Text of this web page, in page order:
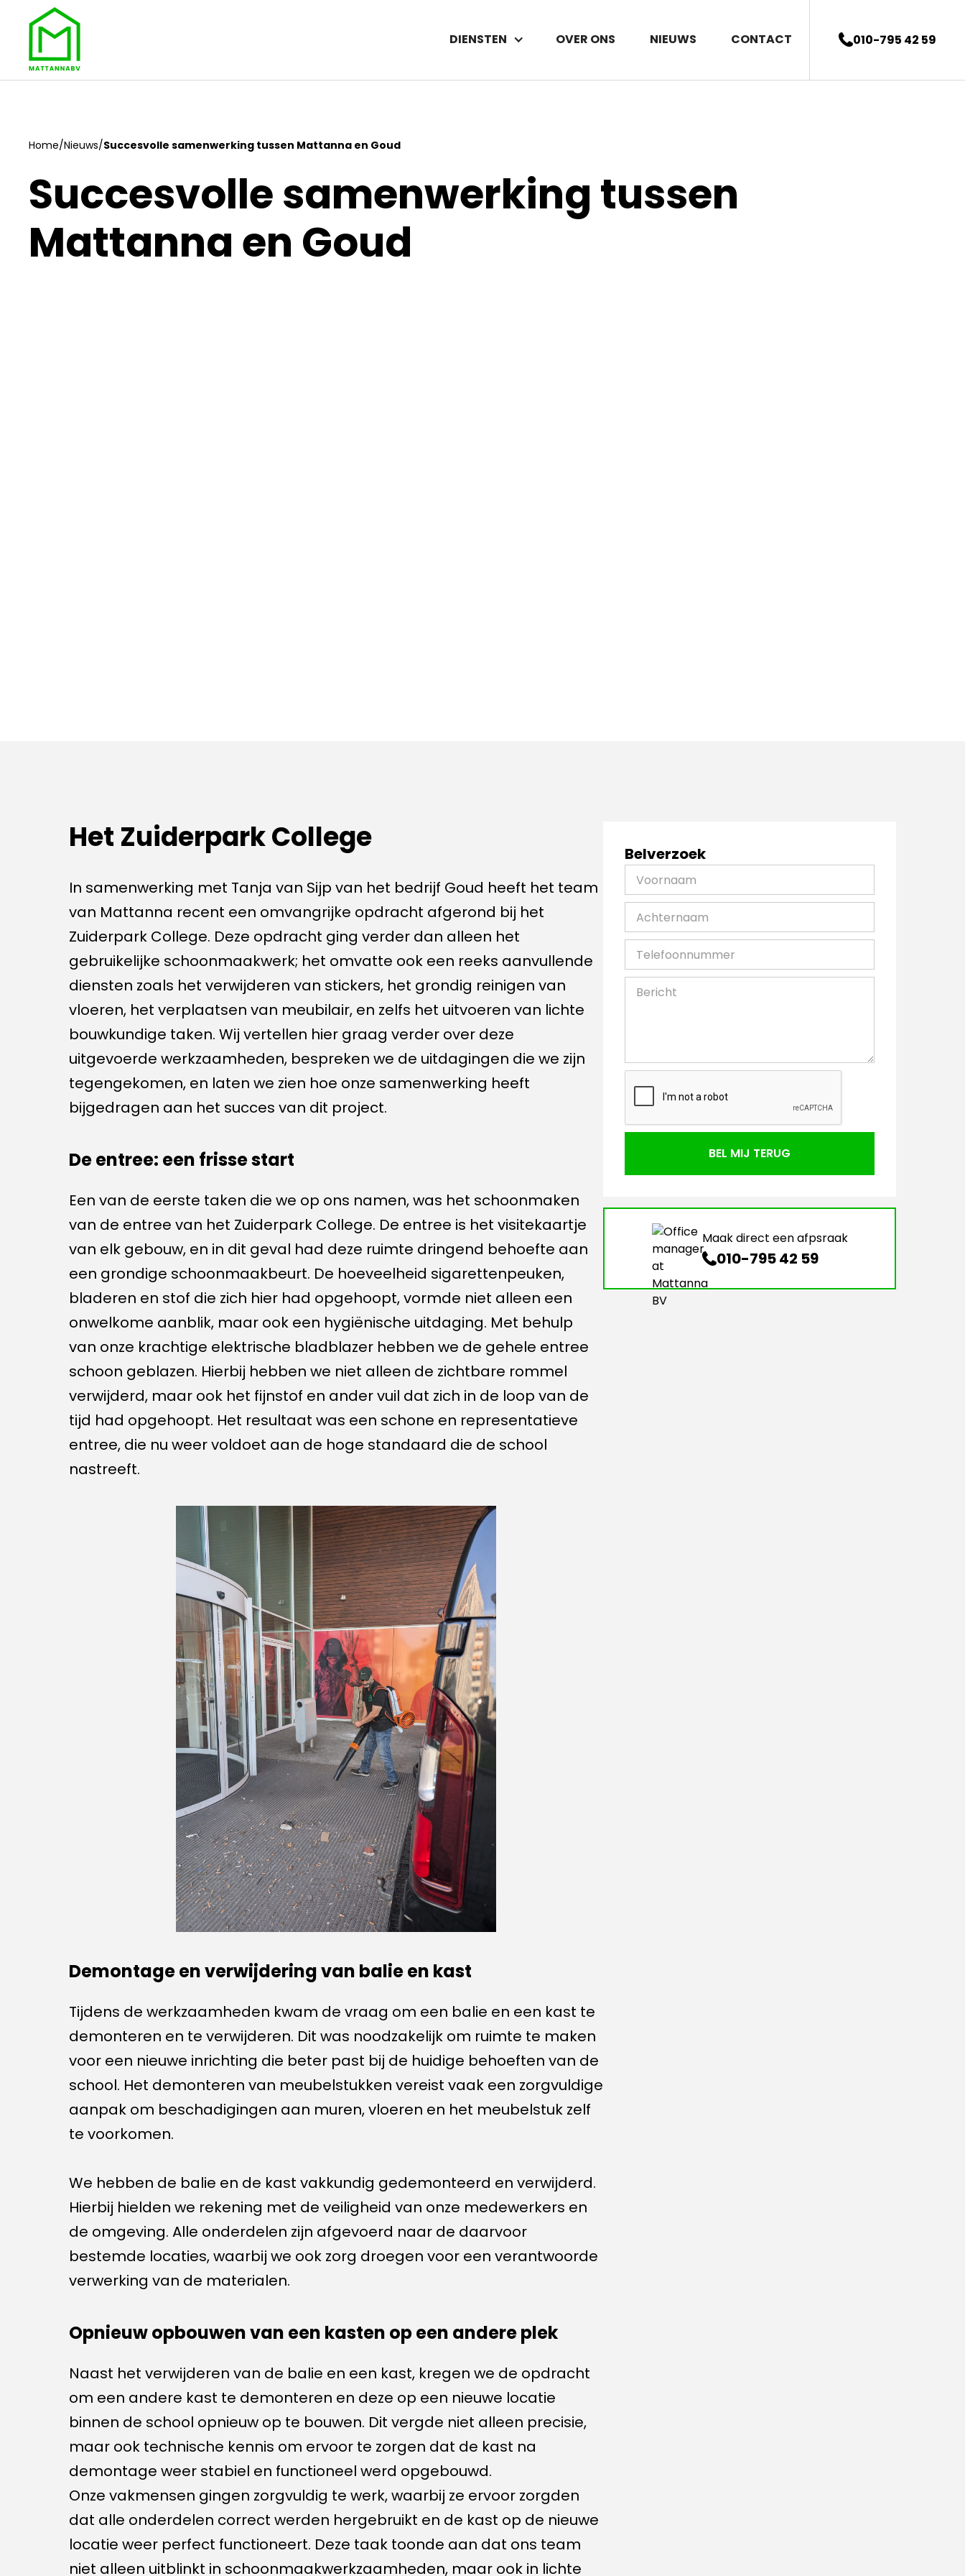
DIENSTEN OVER ONS NIEUWS CONTACT 010-795 42 59
Home/Nieuws/Succesvolle samenwerking tussen Mattanna en Goud
Succesvolle samenwerking tussen
Mattanna en Goud
Het Zuiderpark College
In samenwerking met Tanja van Sijp van het bedrijf Goud heeft het team
van Mattanna recent een omvangrijke opdracht afgerond bij het
Zuiderpark College. Deze opdracht ging verder dan alleen het
gebruikelijke schoonmaakwerk; het omvatte ook een reeks aanvullende
diensten zoals het verwijderen van stickers, het grondig reinigen van
vloeren, het verplaatsen van meubilair, en zelfs het uitvoeren van lichte
bouwkundige taken. Wij vertellen hier graag verder over deze
uitgevoerde werkzaamheden, bespreken we de uitdagingen die we zijn
tegengekomen, en laten we zien hoe onze samenwerking heeft
bijgedragen aan het succes van dit project.
De entree: een frisse start
Een van de eerste taken die we op ons namen, was het schoonmaken
van de entree van het Zuiderpark College. De entree is het visitekaartje
van elk gebouw, en in dit geval had deze ruimte dringend behoefte aan
een grondige schoonmaakbeurt. De hoeveelheid sigarettenpeuken,
bladeren en stof die zich hier had opgehoopt, vormde niet alleen een
onwelkome aanblik, maar ook een hygiënische uitdaging. Met behulp
van onze krachtige elektrische bladblazer hebben we de gehele entree
schoon geblazen. Hierbij hebben we niet alleen de zichtbare rommel
verwijderd, maar ook het fijnstof en ander vuil dat zich in de loop van de
tijd had opgehoopt. Het resultaat was een schone en representatieve
entree, die nu weer voldoet aan de hoge standaard die de school
nastreeft.
Demontage en verwijdering van balie en kast
Tijdens de werkzaamheden kwam de vraag om een balie en een kast te
demonteren en te verwijderen. Dit was noodzakelijk om ruimte te maken
voor een nieuwe inrichting die beter past bij de huidige behoeften van de
school. Het demonteren van meubelstukken vereist vaak een zorgvuldige
aanpak om beschadigingen aan muren, vloeren en het meubelstuk zelf
te voorkomen.
We hebben de balie en de kast vakkundig gedemonteerd en verwijderd.
Hierbij hielden we rekening met de veiligheid van onze medewerkers en
de omgeving. Alle onderdelen zijn afgevoerd naar de daarvoor
bestemde locaties, waarbij we ook zorg droegen voor een verantwoorde
verwerking van de materialen.
Opnieuw opbouwen van een kasten op een andere plek
Naast het verwijderen van de balie en een kast, kregen we de opdracht
om een andere kast te demonteren en deze op een nieuwe locatie
binnen de school opnieuw op te bouwen. Dit vergde niet alleen precisie,
maar ook technische kennis om ervoor te zorgen dat de kast na
demontage weer stabiel en functioneel werd opgebouwd.
Onze vakmensen gingen zorgvuldig te werk, waarbij ze ervoor zorgden
dat alle onderdelen correct werden hergebruikt en de kast op de nieuwe
locatie weer perfect functioneert. Deze taak toonde aan dat ons team
niet alleen uitblinkt in schoonmaakwerkzaamheden, maar ook in lichte
Belverzoek
Maak direct een afpsraak
010-795 42 59